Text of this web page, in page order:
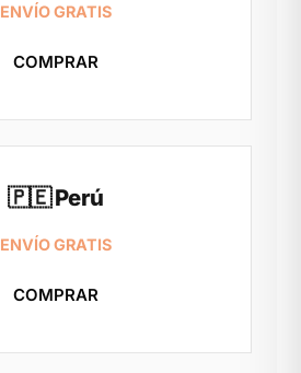
ENVÍO GRATIS
COMPRAR
🇵🇪 Perú
ENVÍO GRATIS
COMPRAR